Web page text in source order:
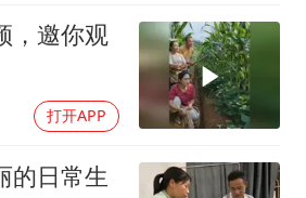
人民的健康、体质、幸福一脉相承
，邀你观
打开APP
的日常生